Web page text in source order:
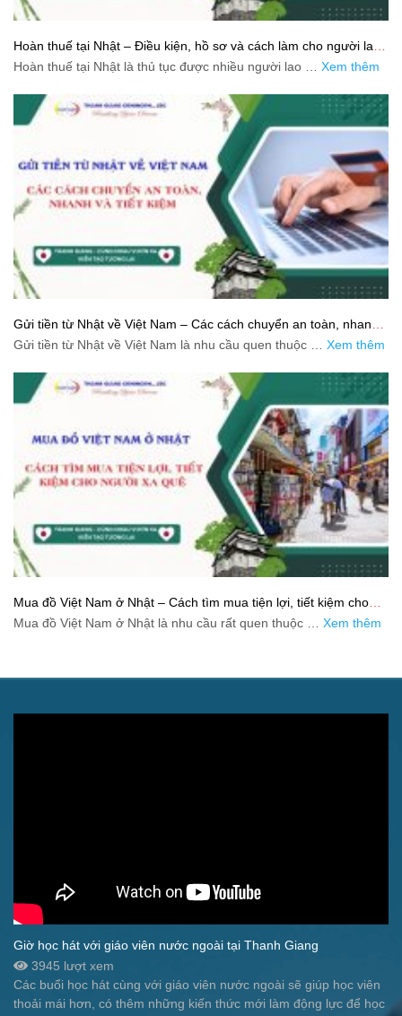
Hoàn thuế tại Nhật – Điều kiện, hồ sơ và cách làm cho người lao
động
Hoàn thuế tại Nhật là thủ tục được nhiều người lao … Xem thêm
Gửi tiền từ Nhật về Việt Nam – Các cách chuyển an toàn, nhanh
và tiết kiệm
Gửi tiền từ Nhật về Việt Nam là nhu cầu quen thuộc … Xem thêm
Mua đồ Việt Nam ở Nhật – Cách tìm mua tiện lợi, tiết kiệm cho
người xa quê
Mua đồ Việt Nam ở Nhật là nhu cầu rất quen thuộc … Xem thêm
Giờ học hát với giáo viên nước ngoài tại Thanh Giang
3945 lượt xem
Các buổi học hát cùng với giáo viên nước ngoài sẽ giúp học viên
thoải mái hơn, có thêm những kiến thức mới làm động lực để học